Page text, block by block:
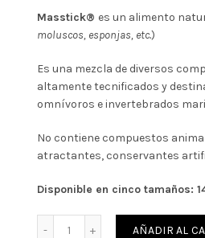
precio
era:
es:
Masstick® es un alimento
moluscos, esponjas, etc.)
Es una mezcla de diversos
altamente tecnificados y
omnívoros e invertebrados
No contiene compuestos
atractantes, conservantes
Disponible en cinco tamaños:
AÑADIR AL